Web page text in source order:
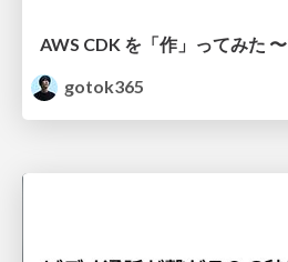
gotok365